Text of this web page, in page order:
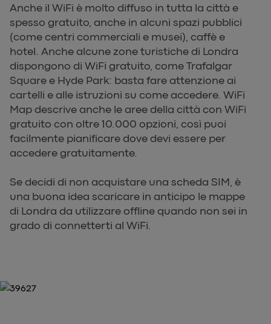
Anche il WiFi è molto diffuso in tutta la città e
spesso gratuito, anche in alcuni spazi pubblici
(come centri commerciali e musei), caffè e
hotel. Anche alcune zone turistiche di Londra
dispongono di WiFi gratuito, come Trafalgar
Square e Hyde Park: basta fare attenzione ai
cartelli e alle istruzioni su come accedere. WiFi
Map descrive anche le aree della città con WiFi
gratuito con oltre 10.000 opzioni, così puoi
facilmente pianificare dove devi essere per
accedere gratuitamente.
Se decidi di non acquistare una scheda SIM, è
una buona idea scaricare in anticipo le mappe
di Londra da utilizzare offline quando non sei in
grado di connetterti al WiFi.